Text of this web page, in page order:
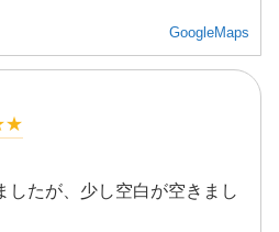
GoogleMaps
したが、少し空白が空きまし